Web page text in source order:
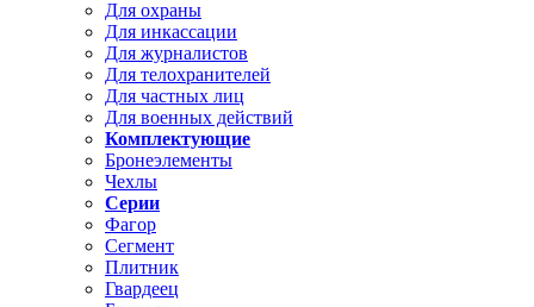
Для охраны
Для инкассации
Для журналистов
Для телохранителей
Для частных лиц
Для военных действий
Комплектующие
Бронеэлементы
Чехлы
Серии
Фагор
Сегмент
Плитник
Гвардеец